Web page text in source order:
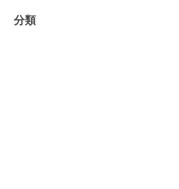
分類